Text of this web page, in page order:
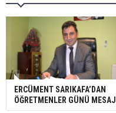
ERCÜMENT SARIKAFA’DAN
ÖĞRETMENLER GÜNÜ MESAJI